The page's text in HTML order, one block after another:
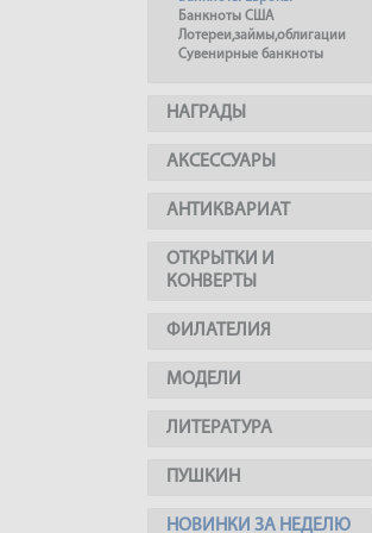
Банкноты США
Лотереи,займы,облигации
Сувенирные банкноты
НАГРАДЫ
АКСЕССУАРЫ
АНТИКВАРИАТ
ОТКРЫТКИ И
КОНВЕРТЫ
ФИЛАТЕЛИЯ
МОДЕЛИ
ЛИТЕРАТУРА
ПУШКИН
НОВИНКИ ЗА НЕДЕЛЮ